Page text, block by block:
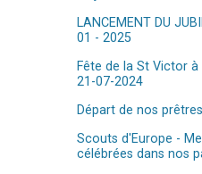
LANCEMENT DU
01 - 2025
Fête de la St Victor à
21-07-2024
Départ de nos prêtres
Scouts d'Europe -
célébrées dans nos